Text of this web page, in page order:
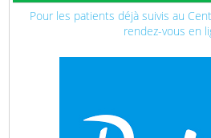
Pour les patients déjà suivis au
rendez-vous en